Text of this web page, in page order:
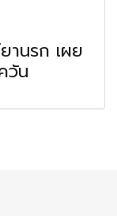
านรก เผย
วัน